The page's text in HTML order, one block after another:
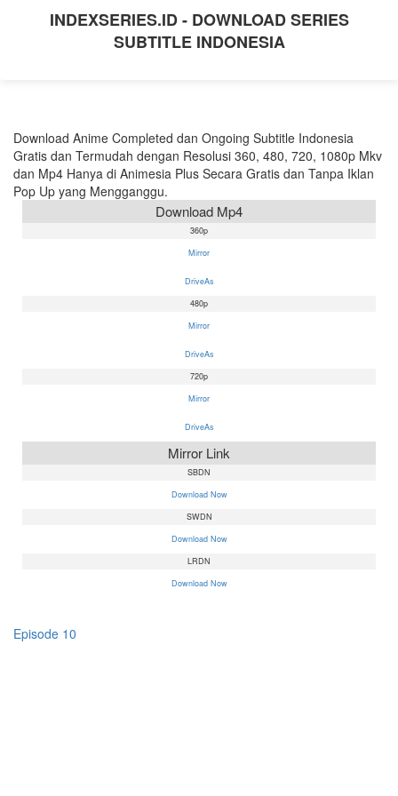
INDEXSERIES.ID - DOWNLOAD SERIES
SUBTITLE INDONESIA
Download Anime Completed dan Ongoing Subtitle Indonesia
Gratis dan Termudah dengan Resolusi 360, 480, 720, 1080p Mkv
dan Mp4 Hanya di Animesia Plus Secara Gratis dan Tanpa Iklan
Pop Up yang Mengganggu.
Download Mp4
360p
Mirror
DriveAs
480p
Mirror
DriveAs
720p
Mirror
DriveAs
Mirror Link
SBDN
Download Now
SWDN
Download Now
LRDN
Download Now
Episode 10